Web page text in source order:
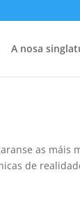
A nosa
as
de